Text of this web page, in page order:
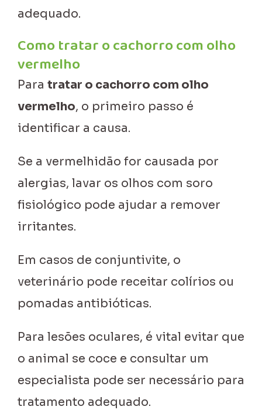
adequado.
Como tratar o cachorro com olho
vermelho
Para tratar o cachorro com olho
vermelho, o primeiro passo é
identificar a causa.
Se a vermelhidão for causada por
alergias, lavar os olhos com soro
fisiológico pode ajudar a remover
irritantes.
Em casos de conjuntivite, o
veterinário pode receitar colírios ou
pomadas antibióticas.
Para lesões oculares, é vital evitar que
o animal se coce e consultar um
especialista pode ser necessário para
tratamento adequado.